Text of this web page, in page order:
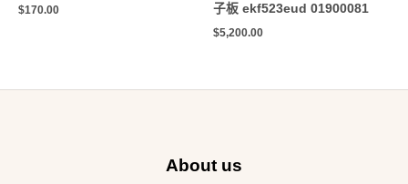
$170.00
子板 ekf523eud 01900081
$5,200.00
About us